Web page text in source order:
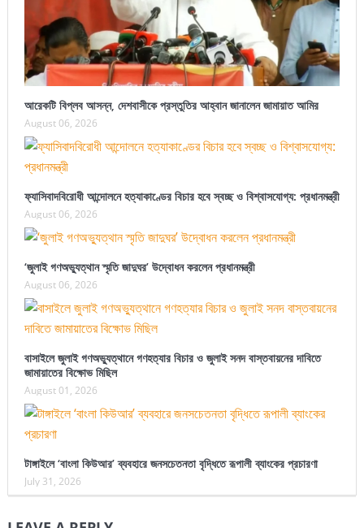
আরেকটি বিপ্লব আসন্ন, দেশবাসীকে প্রস্তুতির আহ্বান জানালেন জামায়াত আমির
August 06, 2026
ফ্যাসিবাদবিরোধী আন্দোলনে হত্যাকাণ্ডের বিচার হবে স্বচ্ছ ও বিশ্বাসযোগ্য: প্রধানমন্ত্রী
August 06, 2026
‘জুলাই গণঅভ্যুত্থান স্মৃতি জাদুঘর’ উদ্বোধন করলেন প্রধানমন্ত্রী
August 06, 2026
বাসাইলে জুলাই গণঅভ্যুত্থানে গণহত্যার বিচার ও জুলাই সনদ বাস্তবায়নের দাবিতে
জামায়াতের বিক্ষোভ মিছিল
August 01, 2026
টাঙ্গাইলে ‘বাংলা কিউআর’ ব্যবহারে জনসচেতনতা বৃদ্ধিতে রূপালী ব্যাংকের প্রচারণা
July 31, 2026